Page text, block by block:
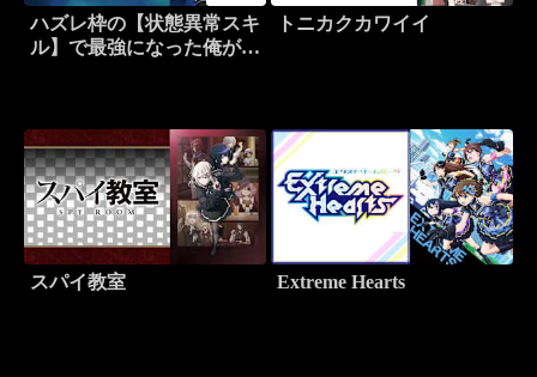
ハズレ枠の【状態異常スキ
ル】で最強になった俺がす
トニカクカワイイ
スパイ教室 Extreme Hearts